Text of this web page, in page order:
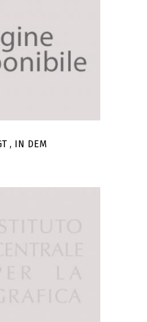
, IN DEM